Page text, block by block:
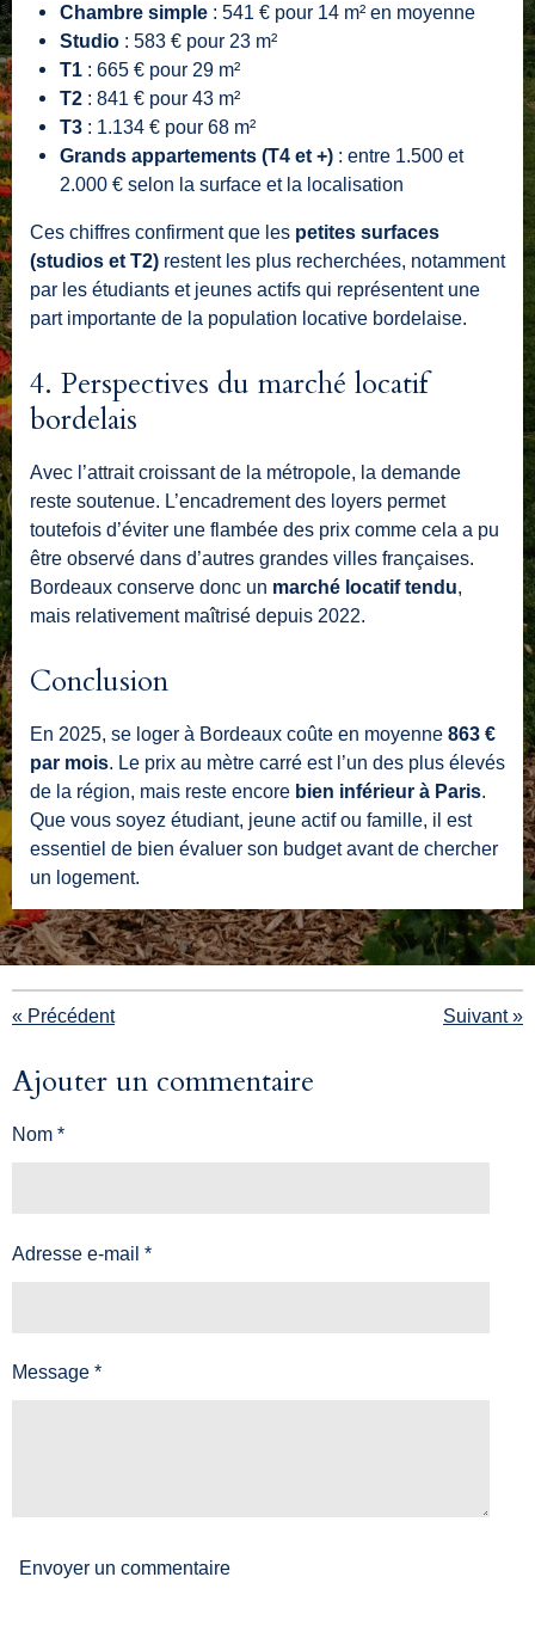
Chambre simple: 541 € pour 14 m² en moyenne
Studio: 583 € pour 23 m²
T1: 665 € pour 29 m²
T2: 841 € pour 43 m²
T3: 1.134 € pour 68 m²
Grands appartements (T4 et +): entre 1.500 et
2.000 € selon la surface et la localisation
Ces chiffres confirment que les petites surfaces
(studios et T2) restent les plus recherchées, notamment
par les étudiants et jeunes actifs qui représentent une
part importante de la population locative bordelaise.
4. Perspectives du marché locatif
bordelais
Avec l’attrait croissant de la métropole, la demande
reste soutenue. L’encadrement des loyers permet
toutefois d’éviter une flambée des prix comme cela a pu
être observé dans d’autres grandes villes françaises.
Bordeaux conserve donc un marché locatif tendu,
mais relativement maîtrisé depuis 2022.
Conclusion
En 2025, se loger à Bordeaux coûte en moyenne 863 €
par mois. Le prix au mètre carré est l’un des plus élevés
de la région, mais reste encore bien inférieur à Paris.
Que vous soyez étudiant, jeune actif ou famille, il est
essentiel de bien évaluer son budget avant de chercher
un logement.
« Précédent Suivant»
Ajouter un commentaire
Nom *
Adresse e-mail *
Message *
Envoyer un commentaire